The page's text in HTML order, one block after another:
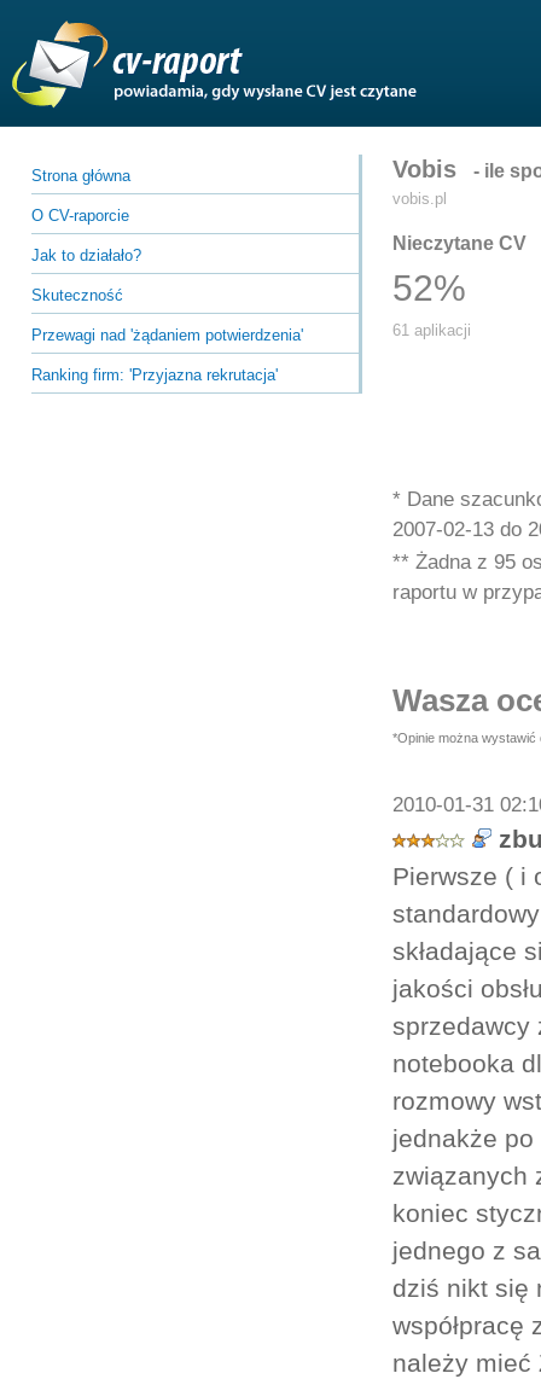
Strona główna
O CV-raporcie
Jak to działało?
Skuteczność
Przewagi nad 'żądaniem potwierdzenia'
Ranking firm: 'Przyjazna rekrutacja'
Vobis - ile
vobis.pl
Nieczytane CV
52%
61 aplikacji
* Dane
2007-02-13 do
** Żadna z 95
raportu w
Wasza
*Opinie można wystawić
2010-01-31
Pierwsze ( i
składające
jakości
sprzedawcy
notebooka
rozmowy
jednakże po
związanych
koniec
jednego z
dziś nikt się
współpracę
należy mieć